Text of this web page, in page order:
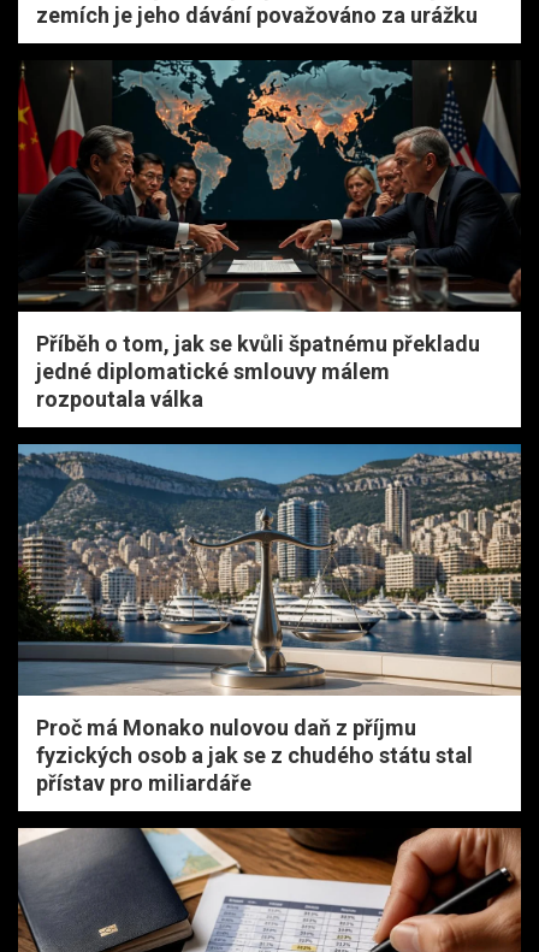
zemích je jeho dávání považováno za urážku
Příběh o tom, jak se kvůli špatnému překladu
jedné diplomatické smlouvy málem
rozpoutala válka
Proč má Monako nulovou daň z příjmu
fyzických osob a jak se z chudého státu stal
přístav pro miliardáře